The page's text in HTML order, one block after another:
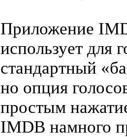
Приложение
использует для
стандартный
но опция
простым
IMDB намного